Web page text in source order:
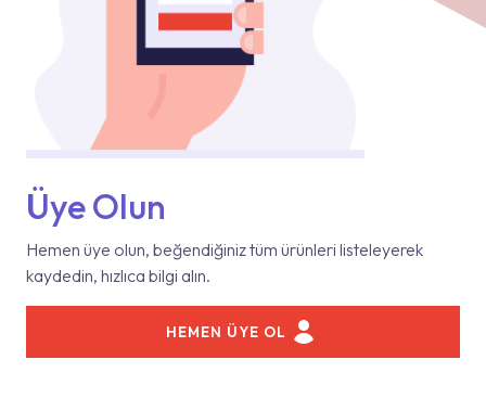
Üye Olun
Hemen üye olun, beğendiğiniz tüm ürünleri listeleyerek
kaydedin, hızlıca bilgi alın.
HEMEN ÜYE OL